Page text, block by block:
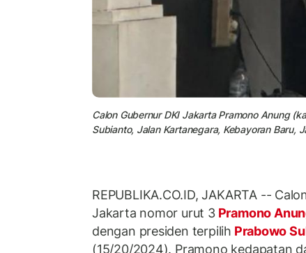
Calon Gubernur DKI Jakarta Pramono Anung
Subianto, Jalan Kartanegara, Kebayoran Baru,
REPUBLIKA.CO.ID, JAKARTA --
Jakarta nomor urut 3Pramono
dengan presiden terpilih Prabowo
(15/20/2024). Pramono kedapatan